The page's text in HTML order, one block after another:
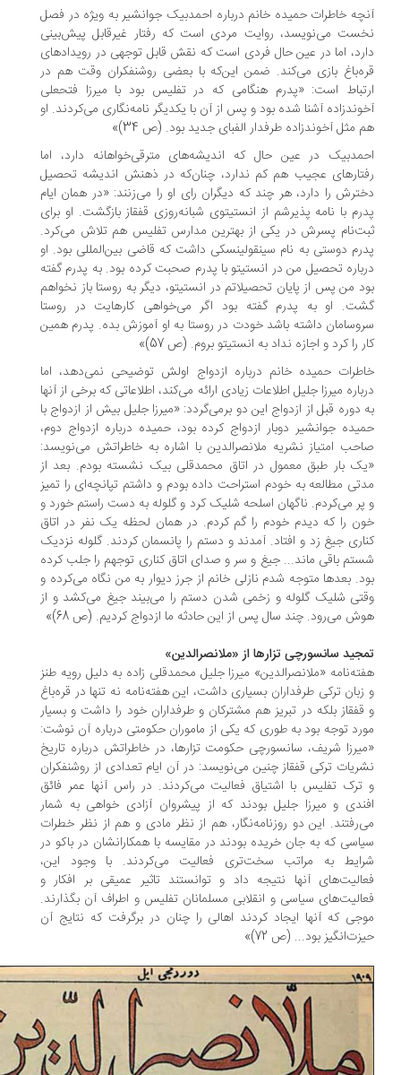
خاطرات حمیده خانم درباره احمدبیک جوانشیر به ویژه در فصل
می‌نویسد، روایت مردی است که رفتار غیرقابل پیش‌بینی
اما در عین حال فردی است که نقش قابل توجهی در رویدادهای
بازی می‌کند. ضمن این‌که با بعضی روشنفکران وقت هم در
است: «پدرم هنگامی که در تفلیس بود با میرزا فتحعلی
آشنا شده بود و پس از آن با یکدیگر نامه‌نگاری می‌کردند. او
مثل آخوندزاده طرفدار الفبای جدید بود. (ص 34)»
در عین حال که اندیشه‌های مترقی‌خواهانه دارد، اما
عجیب هم کم ندارد، چنان‌که در ذهنش اندیشه تحصیل
را دارد، هر چند که دیگران رای او را می‌زنند: «در همان ایام
با نامه پذیرشم از انستیتوی شبانه‌روزی قفقاز بازگشت. او برای
پسرش در یکی از بهترین مدارس تفلیس هم تلاش می‌کرد.
دوستی به نام سینقولینسکی داشت که قاضی بین‌المللی بود. او
تحصیل من در انستیتو با پدرم صحبت کرده بود. به پدرم گفته
من پس از پایان تحصیلاتم در انستیتو، دیگر به روستا باز نخواهم
او به پدرم گفته بود اگر می‌خواهی کارهایت در روستا
داشته باشد خودت در روستا به او آموزش بده. پدرم همین
را کرد و اجازه نداد به انستیتو بروم. (ص 57)»
حمیده خانم درباره ازدواج اولش توضیحی نمی‌دهد، اما
میرزا جلیل اطلاعات زیادی ارائه می‌کند، اطلاعاتی که برخی از آنها
دوره قبل از ازدواج این دو برمی‌گردد: «میرزا جلیل بیش از ازدواج با
جوانشیر دوبار ازدواج کرده بود، حمیده درباره ازدواج دوم،
امتیاز نشریه ملانصرالدین با اشاره به خاطراتش می‌نویسد:
بار طبق معمول در اتاق محمدقلی بیک نشسته بودم. بعد از
مطالعه به خودم استراحت داده بودم و داشتم تپانچه‌ای را تمیز
می‌کردم. ناگهان اسلحه شلیک کرد و گلوله به دست راستم خورد و
را که دیدم خودم را گم کردم. در همان لحظه یک نفر در اتاق
جیغ زد و افتاد. آمدند و دستم را پانسمان کردند. گلوله نزدیک
باقی ماند... جیغ و سر و صدای اتاق کناری توجهم را جلب کرده
بعدها متوجه شدم نازلی خانم از جرز دیوار به من نگاه می‌کرده و
شلیک گلوله و زخمی شدن دستم را می‌بیند جیغ می‌کشد و از
می‌رود. چند سال پس از این حادثه ما ازدواج کردیم. (ص 68)»
سانسورچی تزارها از «ملانصرالدین»
«ملانصرالدین» میرزا جلیل محمدقلی زاده به دلیل رویه طنز
ترکی طرفداران بسیاری داشت، این هفته‌نامه نه تنها در قره‌باغ
بلکه در تبریز هم مشترکان و طرفداران خود را داشت و بسیار
توجه بود به طوری که یکی از ماموران حکومتی درباره آن نوشت:
شریف، سانسورچی حکومت تزارها، در خاطراتش درباره تاریخ
ترکی قفقاز چنین می‌نویسد: در آن ایام تعدادی از روشنفکران
تفلیس با اشتیاق فعالیت می‌کردند. در راس آنها عمر فائق
و میرزا جلیل بودند که از پیشروان آزادی خواهی به شمار
این دو روزنامه‌نگار، هم از نظر مادی و هم از نظر خطرات
که به جان خریده بودند در مقایسه با همکارانشان در باکو در
به مراتب سخت‌تری فعالیت می‌کردند. با وجود این،
آنها نتیجه داد و توانستند تاثیر عمیقی بر افکار و
سیاسی و انقلابی مسلمانان تفلیس و اطراف آن بگذارند.
که آنها ایجاد کردند اهالی را چنان در برگرفت که نتایج آن
بود... (ص 72)»